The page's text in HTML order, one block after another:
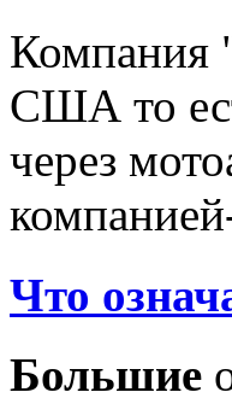
Компания
США то
через
Что
Большие